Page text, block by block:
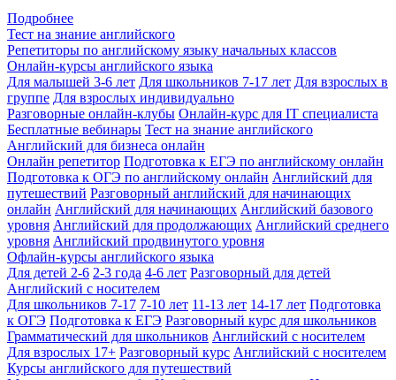
Подробнее
Тест на знание английского
Репетиторы по английскому языку начальных классов
Онлайн-курсы английского языка
Для малышей 3-6 лет Для школьников 7-17 лет Для взрослых в
группе Для взрослых индивидуально
Разговорные онлайн-клубы Онлайн-курс для IT специалиста
Бесплатные вебинары Тест на знание английского
Английский для бизнеса онлайн
Онлайн репетитор Подготовка к ЕГЭ по английскому онлайн
Подготовка к ОГЭ по английскому онлайн Английский для
путешествий Разговорный английский для начинающих
онлайн Английский для начинающих Английский базового
уровня Английский для продолжающих Английский среднего
уровня Английский продвинутого уровня
Офлайн-курсы английского языка
Для детей 2-6 2-3 года 4-6 лет Разговорный для детей
Английский с носителем
Для школьников 7-17 7-10 лет 11-13 лет 14-17 лет Подготовка
к ОГЭ Подготовка к ЕГЭ Разговорный курс для школьников
Грамматический для школьников Английский с носителем
Для взрослых 17+ Разговорный курс Английский с носителем
Курсы английского для путешествий